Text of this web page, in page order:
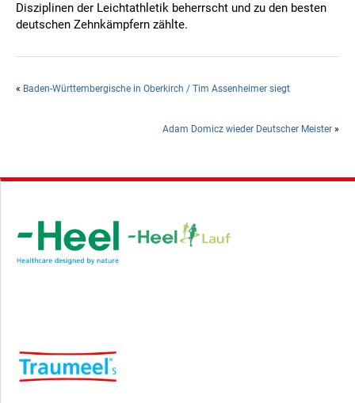
Disziplinen der Leichtathletik beherrscht und zu den besten
deutschen Zehnkämpfern zählte.
« Baden-Württembergische in Oberkirch / Tim Assenheimer siegt
Adam Domicz wieder Deutscher Meister »